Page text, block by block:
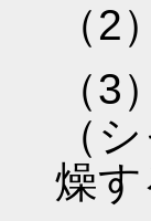
（
（
（
燥す